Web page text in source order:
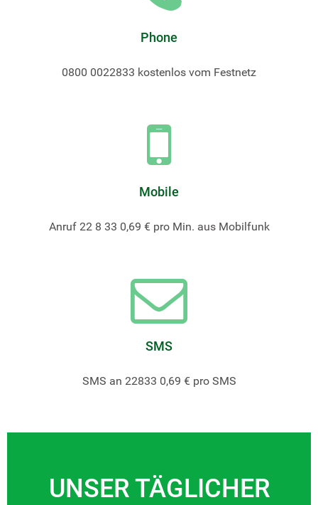
Phone
0800 0022833 kostenlos vom Festnetz
Mobile
Anruf 22 8 33 0,69 € pro Min. aus Mobilfunk
SMS
SMS an 22833 0,69 € pro SMS
UNSER TÄGLICHER